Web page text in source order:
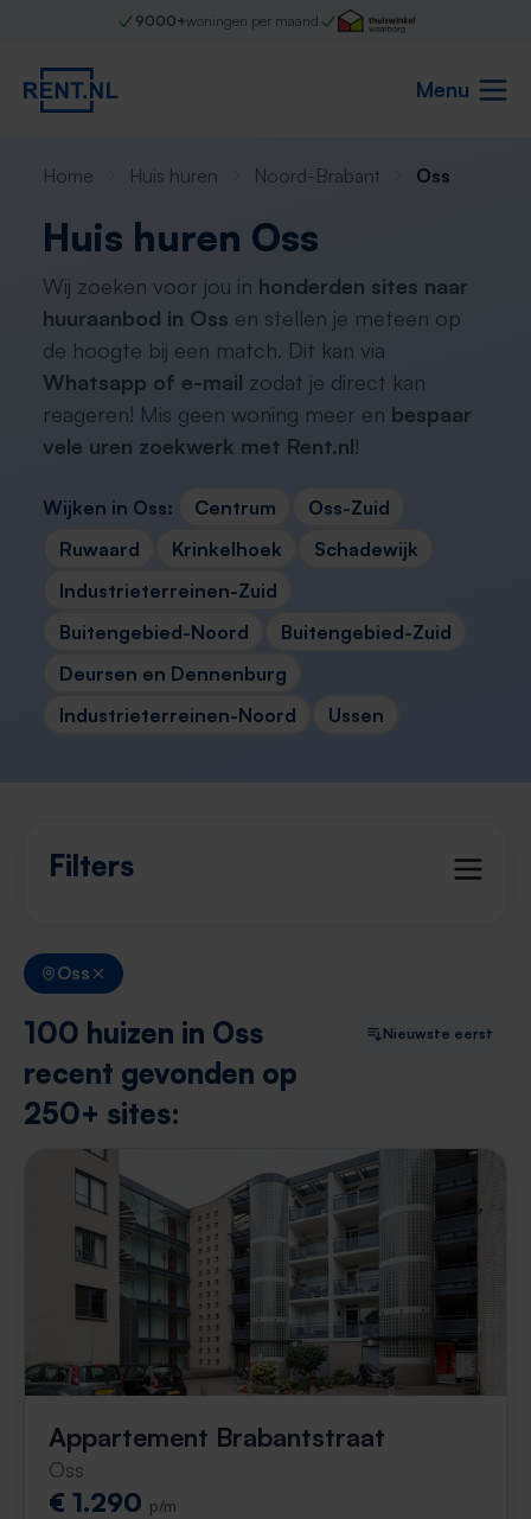
9000+woningen per maand
Menu
Home Huis huren Noord-Brabant Oss
Huis huren Oss
Wij zoeken voor jou in honderden sites naar
huuraanbod in Oss en stellen je meteen op
de hoogte bij een match. Dit kan via
Whatsapp of e-mail zodat je direct kan
reageren! Mis geen woning meer en bespaar
vele uren zoekwerk met Rent.nl!
Wijken in Oss: Centrum
Oss-Zuid
Ruwaard
Krinkelhoek
Schadewijk
Industrieterreinen-Zuid
Buitengebied-Noord
Buitengebied-Zuid
Deursen en Dennenburg
Industrieterreinen-Noord
Ussen
Filters
Oss
100 huizen in Oss
recent gevonden op
250+ sites:
Nieuwste eerst
Appartement Brabantstraat
Oss
€ 1.290 p/m